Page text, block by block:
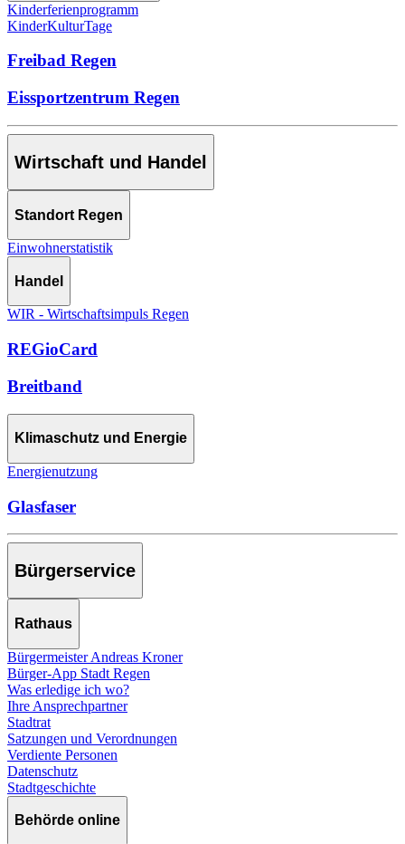
Kinderferienprogramm
KinderKulturTage
Freibad Regen
Eissportzentrum Regen
Wirtschaft und Handel
Standort Regen
Einwohnerstatistik
Handel
WIR - Wirtschaftsimpuls Regen
REGioCard
Breitband
Klimaschutz und Energie
Energienutzung
Glasfaser
Bürgerservice
Rathaus
Bürgermeister Andreas Kroner
Bürger-App Stadt Regen
Was erledige ich wo?
Ihre Ansprechpartner
Stadtrat
Satzungen und Verordnungen
Verdiente Personen
Datenschutz
Stadtgeschichte
Behörde online